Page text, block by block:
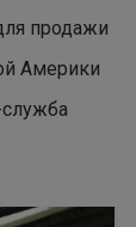
продажи
Америки